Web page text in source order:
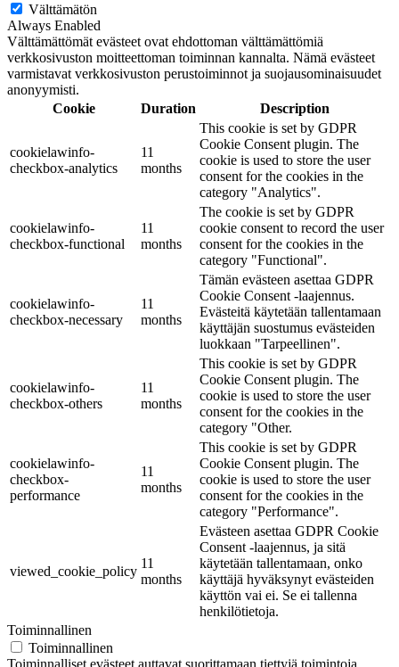
Välttämätön
Always Enabled
Välttämättömät evästeet ovat ehdottoman välttämättömiä
verkkosivuston moitteettoman toiminnan kannalta. Nämä evästeet
varmistavat verkkosivuston perustoiminnot ja suojausominaisuudet
anonyymisti.
Cookie
Duration Description
cookielawinfo-
checkbox-analytics
11
months
This cookie is set by GDPR
Cookie Consent plugin. The
cookie is used to store the user
consent for the cookies in the
category "Analytics".
cookielawinfo-
checkbox-functional
11
months
The cookie is set by GDPR
cookie consent to record the user
consent for the cookies in the
category "Functional".
cookielawinfo-
checkbox-necessary
11
months
Tämän evästeen asettaa GDPR
Cookie Consent -laajennus.
Evästeitä käytetään tallentamaan
käyttäjän suostumus evästeiden
luokkaan "Tarpeellinen".
cookielawinfo-
checkbox-others
11
months
This cookie is set by GDPR
Cookie Consent plugin. The
cookie is used to store the user
consent for the cookies in the
category "Other.
cookielawinfo-
checkbox-
performance
11
months
This cookie is set by GDPR
Cookie Consent plugin. The
cookie is used to store the user
consent for the cookies in the
category "Performance".
viewed_cookie_policy
11
months
Evästeen asettaa GDPR Cookie
Consent -laajennus, ja sitä
käytetään tallentamaan, onko
käyttäjä hyväksynyt evästeiden
käyttön vai ei. Se ei tallenna
henkilötietoja.
Toiminnallinen
Toiminnallinen
Toiminnalliset evästeet auttavat suorittamaan tiettyjä toimintoja,